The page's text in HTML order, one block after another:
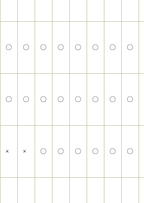
〇 〇 〇 〇 〇 〇 〇 〇
〇 〇 〇 〇 〇 〇 〇 〇
× × 〇 〇 〇 〇 〇 〇